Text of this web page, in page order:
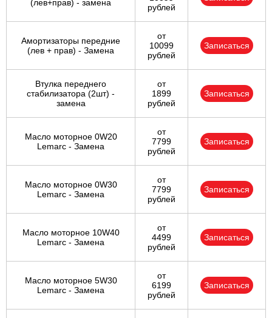
(лев+прав) - замена
рублей
Амортизаторы передние
(лев + прав) - Замена
от
10099
рублей
Записаться
Втулка переднего
стабилизатора (2шт) -
замена
от
1899
рублей
Записаться
Масло моторное 0W20
Lemarc - Замена
от
7799
рублей
Записаться
Масло моторное 0W30
Lemarc - Замена
от
7799
рублей
Записаться
Масло моторное 10W40
Lemarc - Замена
от
4499
рублей
Записаться
Масло моторное 5W30
Lemarc - Замена
от
6199
рублей
Записаться